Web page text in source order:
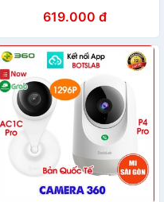
Qihoo 360 AC1C - Hàng
hãng
619.000 đ